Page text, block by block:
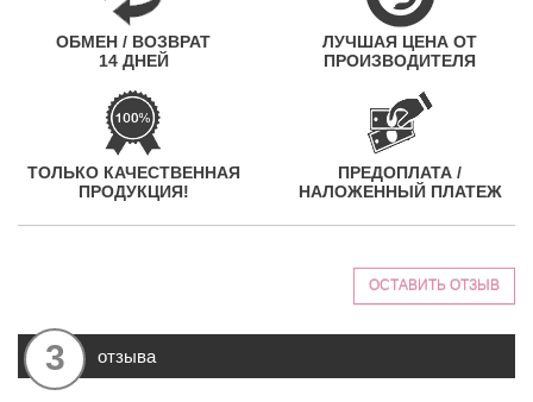
ОБМЕН / ВОЗВРАТ
14 ДНЕЙ
ЛУЧШАЯ ЦЕНА ОТ
ПРОИЗВОДИТЕЛЯ
ТОЛЬКО КАЧЕСТВЕННАЯ
ПРОДУКЦИЯ!
ПРЕДОПЛАТА /
НАЛОЖЕННЫЙ ПЛАТЕЖ
ОСТАВИТЬ ОТЗЫВ
3 отзыва